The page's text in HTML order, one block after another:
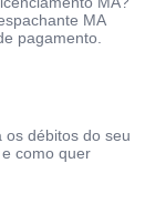
MA
pagamento.
os débitos do seu
como quer